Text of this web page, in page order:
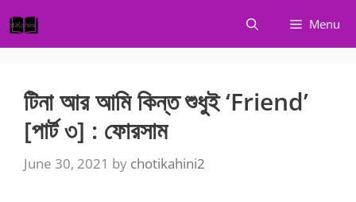
to
content
Menu
টিনা আর আমি কিন্ত শুধুই ‘Friend’
[পার্ট ৩] : ফোরসাম
June 30, 2021 by chotikahini2